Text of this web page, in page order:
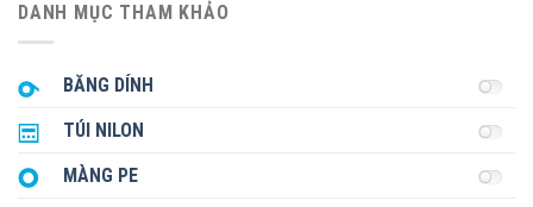
DANH MỤC THAM KHẢO
BĂNG DÍNH
TÚI NILON
MÀNG PE